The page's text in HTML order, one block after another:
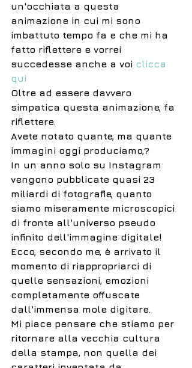
un'occhiata a questa
animazione in cui mi sono
imbattuto tempo fa e che mi ha
fatto riflettere e vorrei
succedesse anche a voi clicca
qui
Oltre ad essere davvero
simpatica questa animazione, fa
riflettere.
Avete notato quante, ma quante
immagini oggi produciamo,?
In un anno solo su Instagram
vengono pubblicate quasi 23
miliardi di fotografie, quanto
siamo miseramente microscopici
di fronte all'universo pseudo
infinito dell'immagine digitale!
Ecco, secondo me, è arrivato il
momento di riappropriarci di
quelle sensazioni, emozioni
completamente offuscate
dall'immensa mole digitare.
Mi piace pensare che stiamo per
ritornare alla vecchia cultura
della stampa, non quella dei